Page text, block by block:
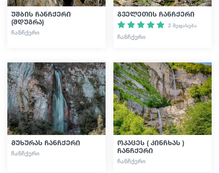
უშბის ჩანჩქერი
(შდუგრა)
ᲩᲐᲜᲩᲥᲔᲠᲘ
გველეთის ჩანჩქერი
2 შეფასება
ᲩᲐᲜᲩᲥᲔᲠᲘ
მუხურას ჩანჩქერი
ᲩᲐᲜᲩᲥᲔᲠᲘ
ოკაცეს ( კინჩხას )
ჩანჩქერი
ᲩᲐᲜᲩᲥᲔᲠᲘ